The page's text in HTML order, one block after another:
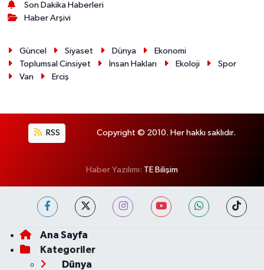
Son Dakika Haberleri
Haber Arşivi
Güncel Siyaset Dünya
Ekonomi
Toplumsal Cinsiyet
İnsan Hakları Ekoloji
Spor
Van
Erciş
RSS Copyright © 2010. Her hakkı saklıdır.
Haber Yazılımı: TE Bilişim
Ana Sayfa
Kategoriler
Dünya